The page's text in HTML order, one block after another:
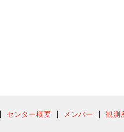
センター概要 メンバー 観測